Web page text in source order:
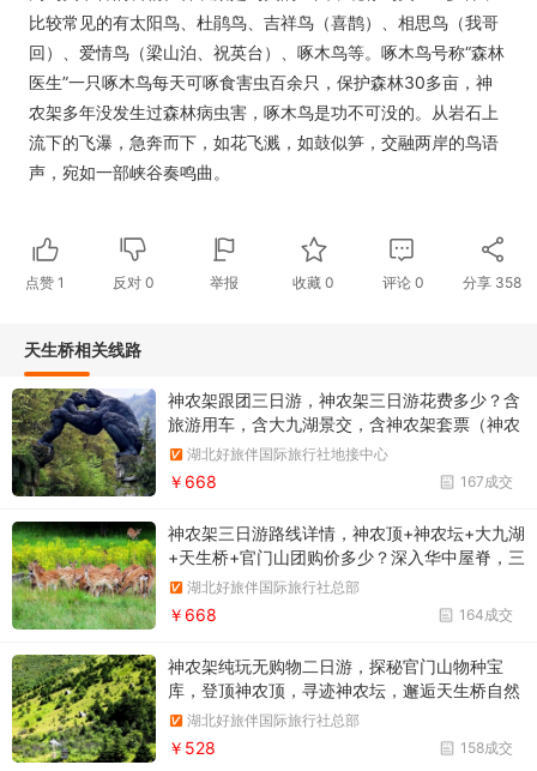
比较常见的有太阳鸟、杜鹃鸟、吉祥鸟（喜鹊）、相思鸟（我哥
回）、爱情鸟（梁山泊、祝英台）、啄木鸟等。啄木鸟号称“森林
医生”一只啄木鸟每天可啄食害虫百余只，保护森林30多亩，神
农架多年没发生过森林病虫害，啄木鸟是功不可没的。从岩石上
流下的飞瀑，急奔而下，如花飞溅，如鼓似笋，交融两岸的鸟语
声，宛如一部峡谷奏鸣曲。
点赞 1 反对0 举报 收藏 0 评论 0 分享 358
天生桥相关线路
神农架跟团三日游，神农架三日游花费多少？含
旅游用车，含大九湖景交，含神农架套票（神农
顶 、大九湖 、官门山 、 天生桥）神农架自然与
人文完美结合，有高山盆地，天然草场，大九湖
九个天然湖泊，如梦如幻。
湖北好旅伴国际旅行社地接中心
167成交
￥668
神农架三日游路线详情，神农顶+神农坛+大九湖
+天生桥+官门山团购价多少？深入华中屋脊，三
天饱览神农架的四季风光
湖北好旅伴国际旅行社总部
164成交
￥668
神农架纯玩无购物二日游，探秘官门山物种宝
库，登顶神农顶，寻迹神农坛，邂逅天生桥自然
与人文的双重盛宴二日游，宜昌出发！
湖北好旅伴国际旅行社总部
158成交
￥528